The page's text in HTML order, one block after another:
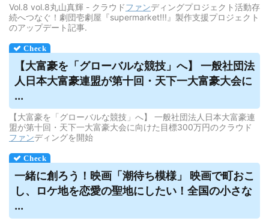
Vol.8 vol.8丸山真輝 - クラウドファンディングプロジェクト活動存
続へつなぐ！劇団壱劇屋『supermarket!!!』製作支援プロジェクト
のアップデート記事.
【大富豪を「グローバルな競技」へ】 一般社団法
人日本大富豪連盟が第十回・天下一大富豪大会に
...
【大富豪を「グローバルな競技」へ】 一般社団法人日本大富豪連
盟が第十回・天下一大富豪大会に向けた目標300万円のクラウド
ファンディングを開始
一緒に創ろう！映画「潮待ち模様」 映画で町おこ
し、ロケ地を恋愛の聖地にしたい！全国の小さな
...